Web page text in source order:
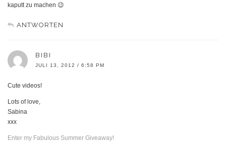
kaputt zu machen 😉
ANTWORTEN
BIBI
JULI 13, 2012 / 6:58 PM
Cute videos!
Lots of love,
Sabina
xxx
Enter my Fabulous Summer Giveaway!